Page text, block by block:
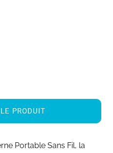
PRODUIT
Portable Sans Fil, la